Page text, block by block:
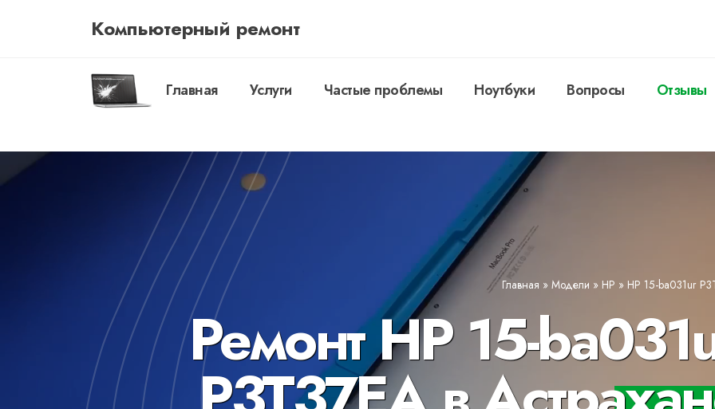
Компьютерный ремонт
Главная Услуги Частые проблемы Ноутбуки Вопросы Отзывы
Главная » Модели » HP » HP 15-ba031ur
Ремонт HP 15-